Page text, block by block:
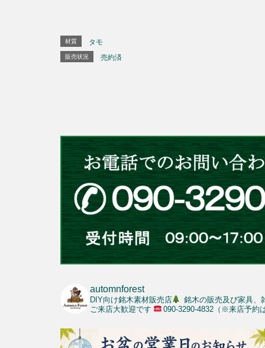
材質 タモ
販売状況 売約済
automnforest
DIY向け銘木素材販売店
銘木の販売及び家具、
ご来店大歓迎です
090-3290-4832（※来店予約